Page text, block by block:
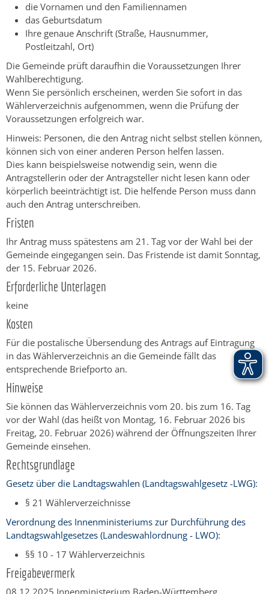
die Vornamen und den Familiennamen
das Geburtsdatum
Ihre genaue Anschrift (Straße, Hausnummer,
Postleitzahl, Ort)
Die Gemeinde prüft daraufhin die Voraussetzungen Ihrer
Wahlberechtigung.
Wenn Sie persönlich erscheinen, werden Sie sofort in das
Wählerverzeichnis aufgenommen, wenn die Prüfung der
Voraussetzungen erfolgreich war.
Hinweis: Personen, die den Antrag nicht selbst stellen können,
können sich von einer anderen Person helfen lassen.
Dies kann beispielsweise notwendig sein, wenn die
Antragstellerin oder der Antragsteller nicht lesen kann oder
körperlich beeinträchtigt ist. Die helfende Person muss dann
auch den Antrag unterschreiben.
Fristen
Ihr Antrag muss spätestens am 21. Tag vor der Wahl bei der
Gemeinde eingegangen sein. Das Fristende ist damit Sonntag,
der 15. Februar 2026.
Erforderliche Unterlagen
keine
Kosten
Für die postalische Übersendung des Antrags auf Eintragung
in das Wählerverzeichnis an die Gemeinde fällt das
entsprechende Briefporto an.
Hinweise
Sie können das Wählerverzeichnis vom 20. bis zum 16. Tag
vor der Wahl (das heißt von Montag, 16. Februar 2026 bis
Freitag, 20. Februar 2026) während der Öffnungszeiten Ihrer
Gemeinde einsehen.
Rechtsgrundlage
Gesetz über die Landtagswahlen (Landtagswahlgesetz -LWG):
§ 21 Wählerverzeichnisse
Verordnung des Innenministeriums zur Durchführung des
Landtagswahlgesetzes (Landeswahlordnung - LWO):
§§ 10 - 17 Wählerverzeichnis
Freigabevermerk
08.12.2025 Innenministerium Baden-Württemberg